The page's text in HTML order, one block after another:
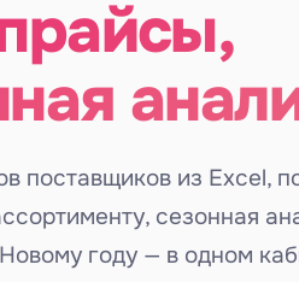
поставщиков из Excel,
сезонная
году — в одном